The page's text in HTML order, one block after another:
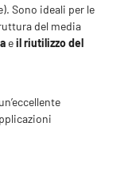
Sono ideali per le
del media
eil riutilizzo del